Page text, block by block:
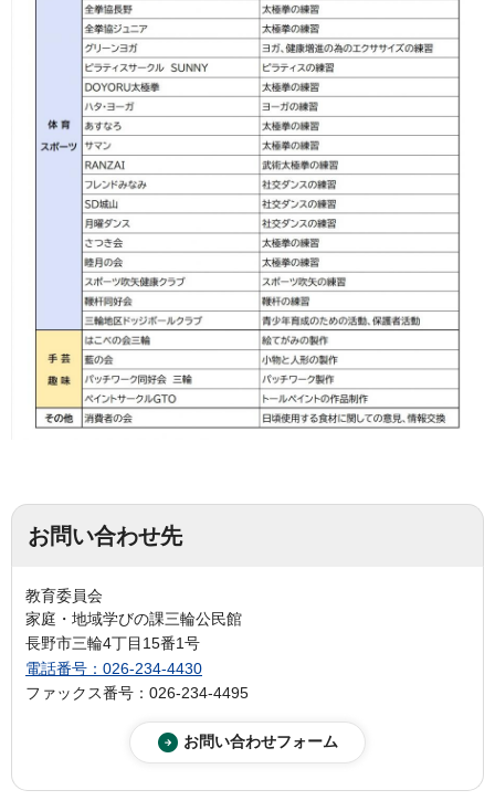
お問い合わせ先
教育委員会
家庭・地域学びの課三輪公民館
長野市三輪4丁目15番1号
電話番号：026-234-4430
ファックス番号：026-234-4495